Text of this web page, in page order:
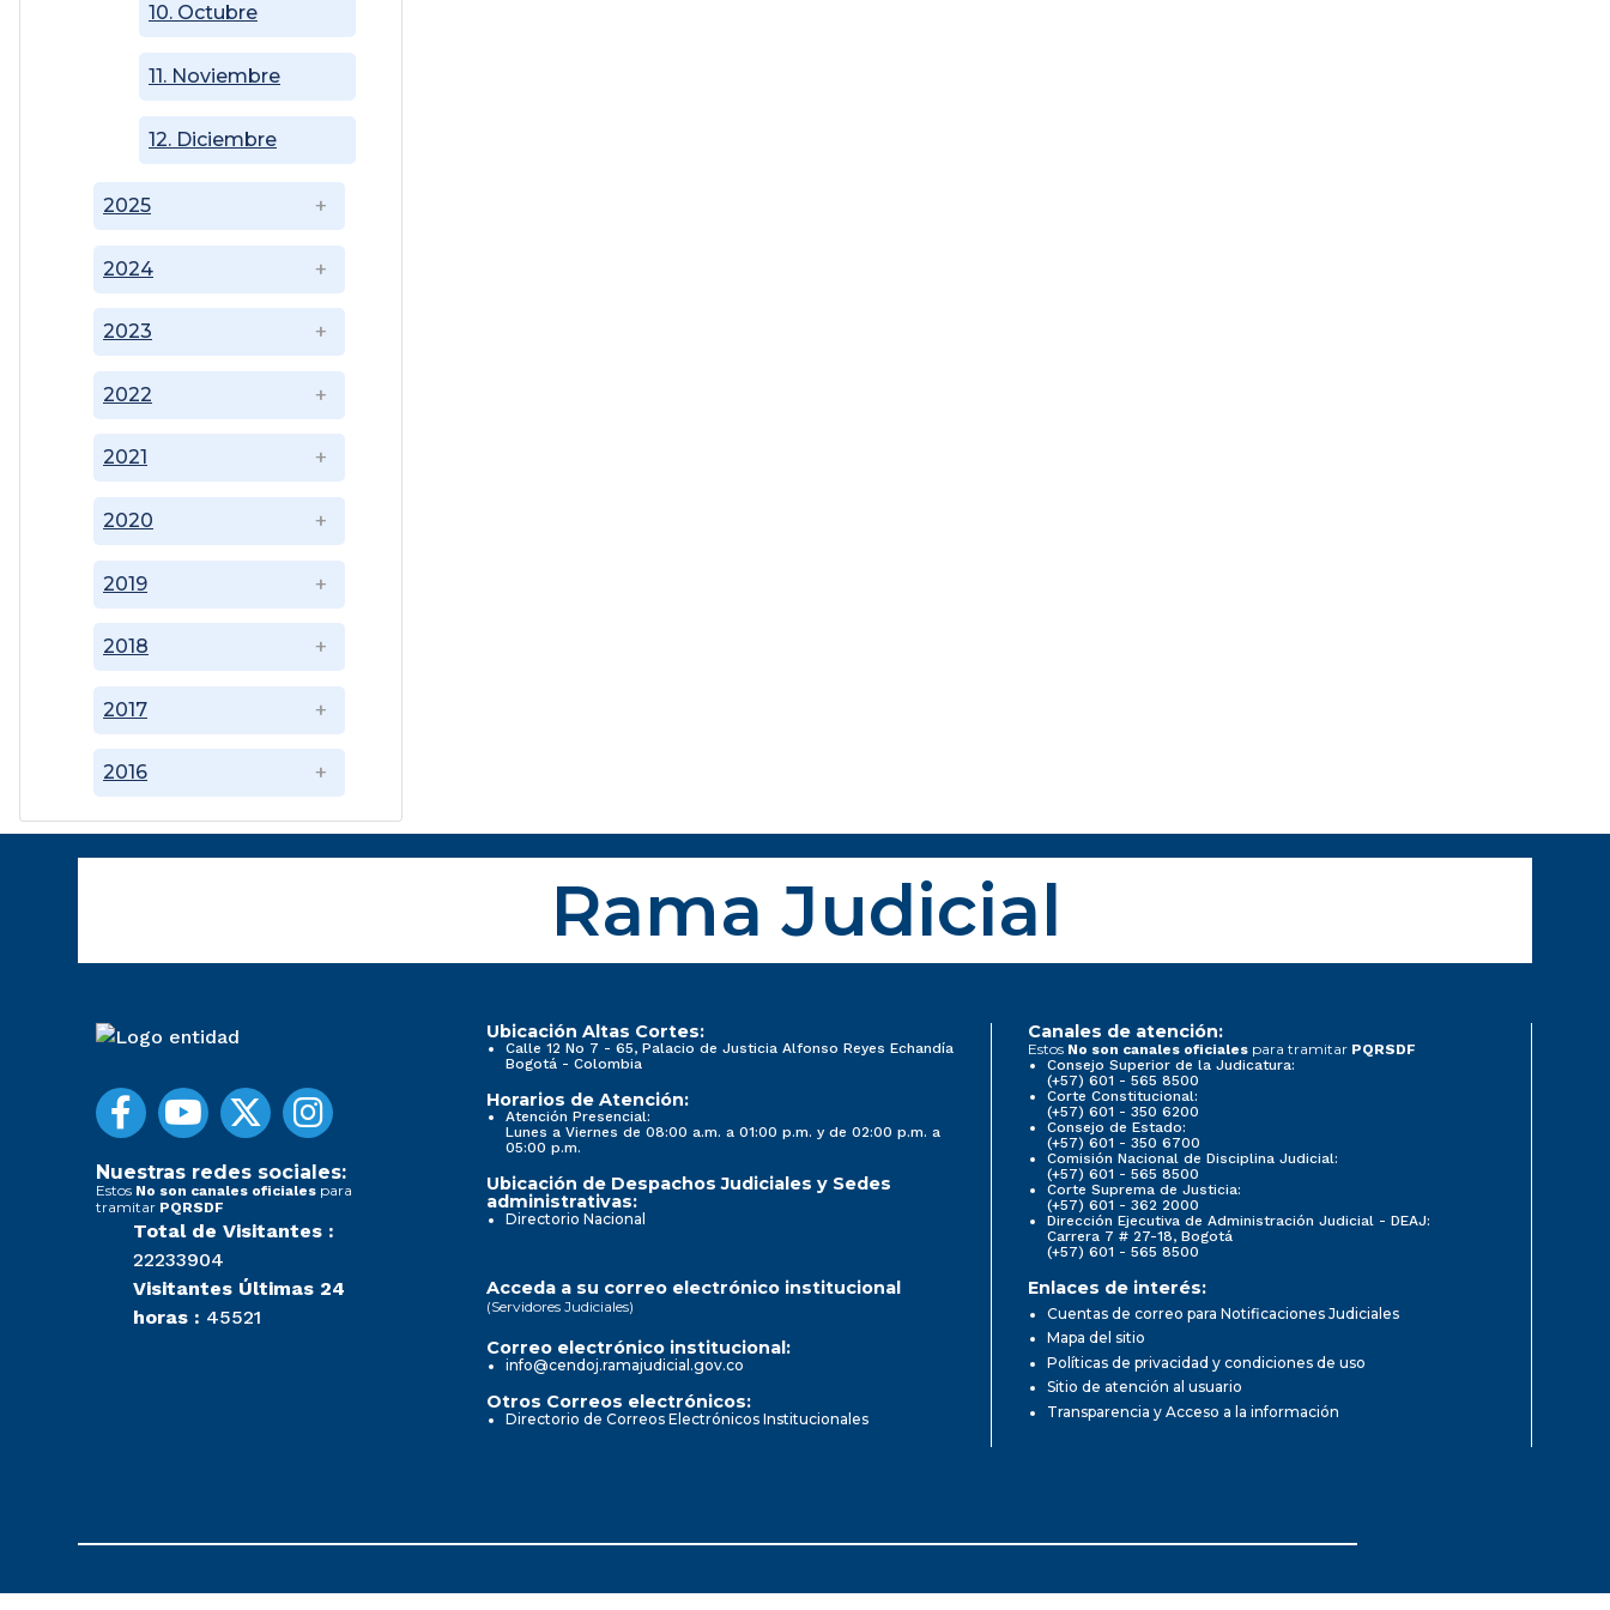
2016
2017
2018
2019
2020
2021
2022
2023
2024
2025
10. Octubre
11. Noviembre
12. Diciembre
Rama Judicial
Nuestras redes sociales:
Estos No son canales oficiales para
tramitar PQRSDF
Total de Visitantes :
22233904
Visitantes Últimas 24
horas : 45521
Ubicación Altas Cortes:
Calle 12 No 7 - 65, Palacio de Justicia Alfonso Reyes Echandía
Bogotá - Colombia
Horarios de Atención:
Atención Presencial:
Lunes a Viernes de 08:00 a.m. a 01:00 p.m. y de 02:00 p.m. a
05:00 p.m.
Ubicación de Despachos Judiciales y Sedes
administrativas:
Directorio Nacional
Canales de atención:
Estos No son canales oficiales para tramitar PQRSDF
Consejo Superior de la Judicatura:
(+57) 601 - 565 8500
Corte Constitucional:
(+57) 601 - 350 6200
Consejo de Estado:
(+57) 601 - 350 6700
Comisión Nacional de Disciplina Judicial:
(+57) 601 - 565 8500
Corte Suprema de Justicia:
(+57) 601 - 362 2000
Dirección Ejecutiva de Administración Judicial - DEAJ:
Carrera 7 # 27-18, Bogotá
(+57) 601 - 565 8500
Acceda a su correo electrónico institucional
(Servidores Judiciales)
Correo electrónico institucional:
info@cendoj.ramajudicial.gov.co
Otros Correos electrónicos:
Directorio de Correos Electrónicos Institucionales
Enlaces de interés:
Cuentas de correo para Notificaciones Judiciales
Mapa del sitio
Políticas de privacidad y condiciones de uso
Sitio de atención al usuario
Transparencia y Acceso a la información